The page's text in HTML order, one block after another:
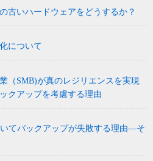
古いハードウェアをどうするか？
について
（SMB)が真のレジリエンスを実現
クアップを考慮する理由
てバックアップが失敗する理由―そ